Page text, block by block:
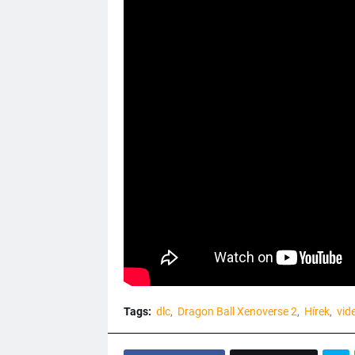
Tags: dlc Dragon Ball Xenoverse 2 Hírek